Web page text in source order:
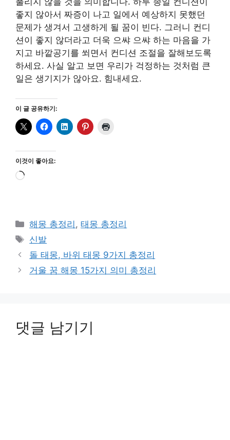
좋지 않아서 짜증이 나고 일에서 예상하지 못했던
문제가 생겨서 고생하게 될 꿈이 빈다. 그러니 컨디
션이 좋지 않더라고 더욱 으쌰 으쌰 하는 마음을 가
지고 바깥공기를 쐬면서 컨디션 조절을 잘해보도록
하세요. 사실 알고 보면 우리가 걱정하는 것처럼 큰
일은 생기지가 않아요. 힘내세요.
이 글 공유하기:
이것이 좋아요:
로
카
테
리
해몽 총정리 ,태몽 총정리
태
그
신발
돌 태몽, 바위 태몽 9가지 총정리
거울 꿈 해몽 15가지 의미 총정리
댓글 남기기